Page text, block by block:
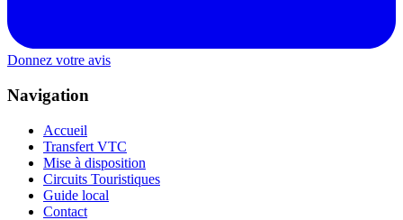
Donnez votre avis
Navigation
Accueil
Transfert VTC
Mise à disposition
Circuits Touristiques
Guide local
Contact